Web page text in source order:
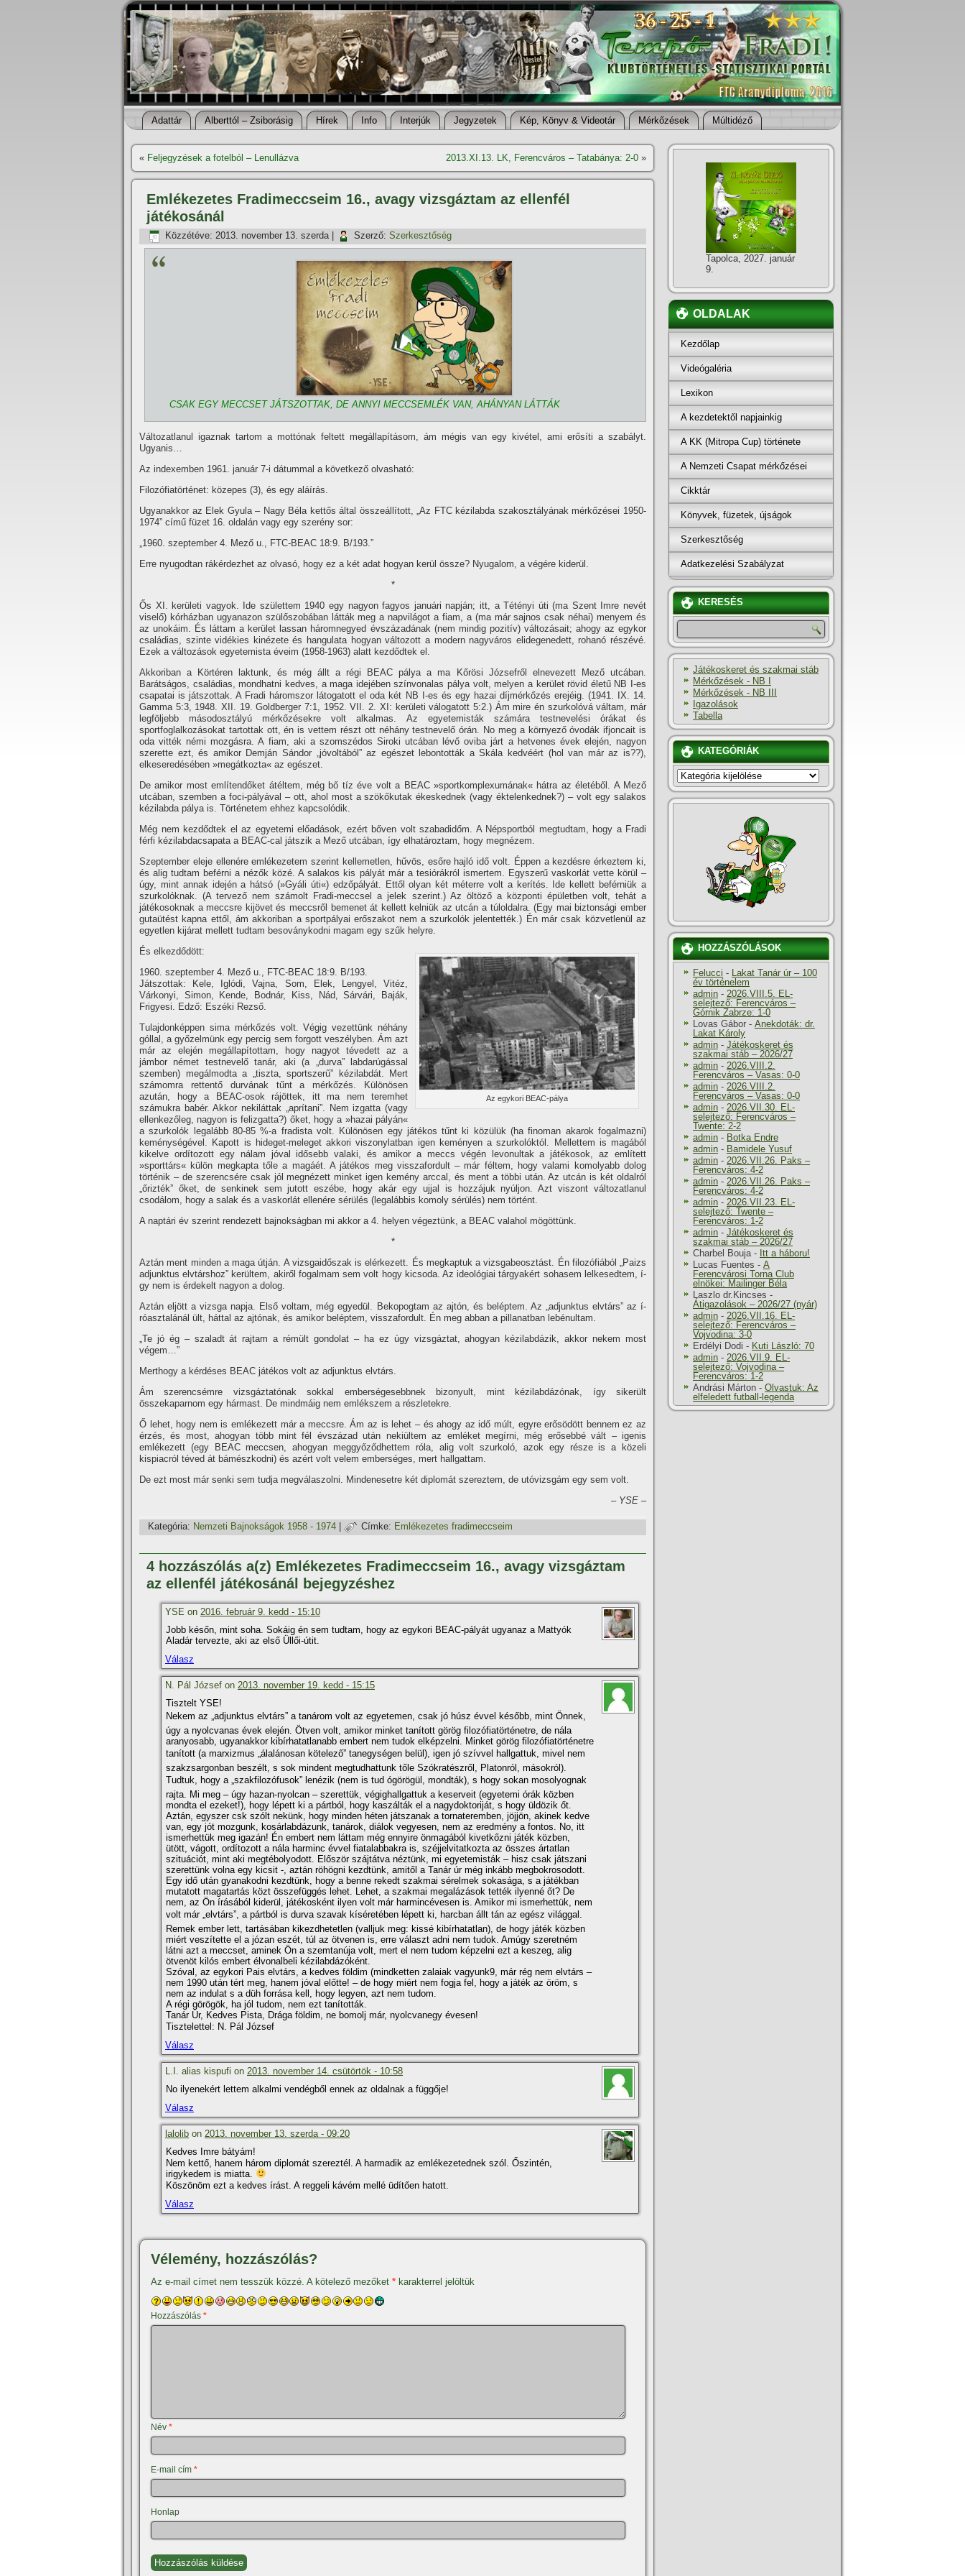
Adattár Alberttól – Zsiborásig Hí­rek Info Interjúk Jegyzetek Kép, Könyv & Videotár Mérkőzések Múltidéző
« Feljegyzések a fotelból – Lenullázva 2013.XI.13. LK, Ferencváros – Tatabánya: 2-0 »
Emlékezetes Fradimeccseim 16., avagy vizsgáztam az ellenfél
játékosánál
Közzétéve: 2013. november 13. szerda| Szerző: Szerkesztőség
CSAK EGY MECCSET JÁTSZOTTAK, DE ANNYI MECCSEMLÉK VAN, AHÁNYAN LÁTTÁK
Változatlanul igaznak tartom a mottónak feltett megállapí­tásom, ám mégis van egy kivétel, ami erősí­ti a szabályt.
Ugyanis…
Az indexemben 1961. január 7-i dátummal a következő olvasható:
Filozófiatörténet: közepes (3), és egy aláí­rás.
Ugyanakkor az Elek Gyula – Nagy Béla kettős által összeállí­tott, „Az FTC kézilabda szakosztályának mérkőzései 1950-
1974” cí­mű füzet 16. oldalán vagy egy szerény sor:
„1960. szeptember 4. Mező u., FTC-BEAC 18:9. B/193.”
Erre nyugodtan rákérdezhet az olvasó, hogy ez a két adat hogyan kerül össze? Nyugalom, a végére kiderül.
*
Ős XI. kerületi vagyok. Ide születtem 1940 egy nagyon fagyos januári napján; itt, a Tétényi úti (ma Szent Imre nevét
viselő) kórházban ugyanazon szülőszobában látták meg a napvilágot a fiam, a (ma már sajnos csak néhai) menyem és
az unokáim. És láttam a kerület lassan háromnegyed évszázadának (nem mindig pozití­v) változásait; ahogy az egykor
családias, szinte vidékies kinézete és hangulata hogyan változott a modern nagyváros elidegenedett, rohanó részévé.
Ezek a változások egyetemista éveim (1958-1963) alatt kezdődtek el.
Akkoriban a Körtéren laktunk, és még állt a régi BEAC pálya a ma Kőrösi Józsefről elnevezett Mező utcában.
Barátságos, családias, mondhatni kedves, a maga idejében szí­nvonalas pálya volt, melyen a kerület rövid életű NB I-es
csapatai is játszottak. A Fradi háromszor látogatott el oda két NB I-es és egy hazai dí­jmérkőzés erejéig. (1941. IX. 14.
Gamma 5:3, 1948. XII. 19. Goldberger 7:1, 1952. VII. 2. XI: kerületi válogatott 5:2.) Ám mire én szurkolóvá váltam, már
legföljebb másodosztályú mérkőzésekre volt alkalmas. Az egyetemisták számára testnevelési órákat és
sportfoglalkozásokat tartottak ott, én is vettem részt ott néhány testnevelő órán. No meg a környező óvodák ifjoncait is
oda vitték némi mozgásra. A fiam, aki a szomszédos Siroki utcában lévő oviba járt a hetvenes évek elején, nagyon
szerette ezt, és amikor Demján Sándor „jóvoltából” az egészet lebontották a Skála kedvéért (hol van már az is??),
elkeseredésében »megátkozta« az egészet.
De amikor most emlí­tendőket átéltem, még bő tí­z éve volt a BEAC »sportkomplexumának« hátra az életéből. A Mező
utcában, szemben a foci-pályával – ott, ahol most a szökőkutak ékeskednek (vagy éktelenkednek?) – volt egy salakos
kézilabda pálya is. Történetem ehhez kapcsolódik.
Még nem kezdődtek el az egyetemi előadások, ezért bőven volt szabadidőm. A Népsportból megtudtam, hogy a Fradi
férfi kézilabdacsapata a BEAC-cal játszik a Mező utcában, í­gy elhatároztam, hogy megnézem.
Szeptember eleje ellenére emlékezetem szerint kellemetlen, hűvös, esőre hajló idő volt. Éppen a kezdésre érkeztem ki,
és alig tudtam beférni a nézők közé. A salakos kis pályát már a tesiórákról ismertem. Egyszerű vaskorlát vette körül –
úgy, mint annak idején a hátsó (»Gyáli úti«) edzőpályát. Ettől olyan két méterre volt a kerí­tés. Ide kellett beférniük a
szurkolóknak. (A tervező nem számolt Fradi-meccsel a jelek szerint.) Az öltöző a központi épületben volt, tehát a
játékosoknak a meccsre kijövet és meccsről bemenet át kellett kelniük az utcán a túloldalra. (Egy mai biztonsági ember
gutaütést kapna ettől, ám akkoriban a sportpályai erőszakot nem a szurkolók jelentették.) Én már csak közvetlenül az
egyetlen kijárat mellett tudtam besoványkodni magam egy szűk helyre.
Az egykori BEAC-pálya
És elkezdődött:
1960. szeptember 4. Mező u., FTC-BEAC 18:9. B/193.
Játszottak: Kele, Iglódi, Vajna, Som, Elek, Lengyel, Vitéz,
Várkonyi, Simon, Kende, Bodnár, Kiss, Nád, Sárvári, Baják,
Frigyesi. Edző: Eszéki Rezső.
Tulajdonképpen sima mérkőzés volt. Végig vezettünk néhány
góllal, a győzelmünk egy percig sem forgott veszélyben. Ám azt
már az elején megállapí­tottam, hogy nagyot tévedett az a
jámbor német testnevelő tanár, aki (a „durva” labdarúgással
szemben) megálmodta a „tiszta, sportszerű” kézilabdát. Mert
számomra rettentő durvának tűnt a mérkőzés. Különösen
azután, hogy a BEAC-osok rájöttek, itt ma nem teremhet
számukra babér. Akkor nekiláttak „aprí­tani”. Nem izgatta (vagy
ellenkezőleg, nagyon is felizgatta?) őket, hogy a »hazai pályán«
a szurkolók legalább 80-85 %-a fradista volt. Különösen egy játékos tűnt ki közülük (ha finoman akarok fogalmazni)
keménységével. Kapott is hideget-meleget akkori viszonylatban igen keményen a szurkolóktól. Mellettem is magából
kikelve ordí­tozott egy nálam jóval idősebb valaki, és amikor a meccs végén levonultak a játékosok, az emlí­tett
»sporttárs« külön megkapta tőle a magáét. A játékos meg visszafordult – már féltem, hogy valami komolyabb dolog
történik – de szerencsére csak jól megnézett minket igen kemény arccal, és ment a többi után. Az utcán is két oldalról
„őrizték” őket, de senkinek sem jutott eszébe, hogy akár egy ujjal is hozzájuk nyúljon. Azt viszont változatlanul
csodálom, hogy a salak és a vaskorlát ellenére sérülés (legalábbis komoly sérülés) nem történt.
A naptári év szerint rendezett bajnokságban mi akkor a 4. helyen végeztünk, a BEAC valahol mögöttünk.
*
Aztán ment minden a maga útján. A vizsgaidőszak is elérkezett. És megkaptuk a vizsgabeosztást. Én filozófiából „Paizs
adjunktus elvtárshoz” kerültem, akiről fogalmam sem volt hogy kicsoda. Az ideológiai tárgyakért sohasem lelkesedtem, í­
gy nem is érdekelt nagyon a dolog.
Aztán eljött a vizsga napja. Első voltam, még egyedül. Bekopogtam az ajtón, és beléptem. Az „adjunktus elvtárs” az í­
róasztalánál ült, háttal az ajtónak, és amikor beléptem, visszafordult. Én meg abban a pillanatban lebénultam.
„Te jó ég – szaladt át rajtam a rémült gondolat – ha ez úgy vizsgáztat, ahogyan kézilabdázik, akkor nekem most
végem…”
Merthogy a kérdéses BEAC játékos volt az adjunktus elvtárs.
Ám szerencsémre vizsgáztatónak sokkal emberségesebbnek bizonyult, mint kézilabdázónak, í­gy sikerült
összekaparnom egy hármast. De mindmáig nem emlékszem a részletekre.
Ő lehet, hogy nem is emlékezett már a meccsre. Ám az is lehet – és ahogy az idő múlt, egyre erősödött bennem ez az
érzés, és most, ahogyan több mint fél évszázad után nekiültem az emléket megí­rni, még erősebbé vált – igenis
emlékezett (egy BEAC meccsen, ahogyan meggyőződhettem róla, alig volt szurkoló, azok egy része is a közeli
kispiacról téved át bámészkodni) és azért volt velem emberséges, mert hallgattam.
De ezt most már senki sem tudja megválaszolni. Mindenesetre két diplomát szereztem, de utóvizsgám egy sem volt.
– YSE –
Kategória: Nemzeti Bajnokságok 1958 - 1974 Címke: Emlékezetes fradimeccseim
4 hozzászólás a(z) Emlékezetes Fradimeccseim 16., avagy vizsgáztam
az ellenfél játékosánál bejegyzéshez
YSE on 2016. február 9. kedd - 15:10
Jobb későn, mint soha. Sokáig én sem tudtam, hogy az egykori BEAC-pályát ugyanaz a Mattyók
Aladár tervezte, aki az első Üllői-útit.
Válasz
N. Pál József on 2013. november 19. kedd - 15:15
Tisztelt YSE!
Nekem az „adjunktus elvtárs” a tanárom volt az egyetemen, csak jó húsz évvel később, mint Önnek,
úgy a nyolcvanas évek elején. Ötven volt, amikor minket taní­tott görög filozófiatörténetre, de nála
aranyosabb, ugyanakkor kibí­rhatatlanabb embert nem tudok elképzelni. Minket görög filozófiatörténetre
taní­tott (a marxizmus „álalánosan kötelező” tanegységen belül), igen jó szí­vvel hallgattuk, mivel nem
szakzsargonban beszélt, s sok mindent megtudhattunk tőle Szókratészről, Platonról, másokról).
Tudtuk, hogy a „szakfilozófusok” lenézik (nem is tud ógörögül, mondták), s hogy sokan mosolyognak
rajta. Mi meg – úgy hazan-nyolcan – szerettük, végighallgattuk a keserveit (egyetemi órák közben
mondta el ezeket!), hogy lépett ki a pártból, hogy kaszálták el a nagydoktoriját, s hogy üldözik őt.
Aztán, egyszer csk szólt nekünk, hogy minden héten játszanak a tornateremben, jöjjön, akinek kedve
van, egy jót mozgunk, kosárlabdázunk, tanárok, diálok vegyesen, nem az eredmény a fontos. No, itt
ismerhettük meg igazán! Én embert nem láttam még ennyire önmagából kivetkőzni játék közben,
ütött, vágott, ordí­tozott a nála harminc évvel fiatalabbakra is, széjjelvitatkozta az összes ártatlan
szituációt, mint aki megtébolyodott. Először szájtátva néztünk, mi egyetemisták – hisz csak játszani
szerettünk volna egy kicsit -, aztán röhögni kezdtünk, amitől a Tanár úr még inkább megbokrosodott.
Egy idő után gyanakodni kezdtünk, hogy a benne rekedt szakmai sérelmek sokasága, s a játékban
mutatott magatartás közt összefüggés lehet. Lehet, a szakmai megalázások tették ilyenné őt? De
nem, az Ön í­rásából kiderül, játékosként ilyen volt már harmincévesen is. Amikor mi ismerhettük, nem
volt már „elvtárs”, a pártból is durva szavak kí­séretében lépett ki, harcban állt tán az egész világgal.
Remek ember lett, tartásában kikezdhetetlen (valljuk meg: kissé kibí­rhatatlan), de hogy játék közben
miért veszí­tette el a józan eszét, túl az ötvenen is, erre választ adni nem tudok. Amúgy szeretném
látni azt a meccset, aminek Ön a szemtanúja volt, mert el nem tudom képzelni ezt a keszeg, alig
ötvenöt kilós embert élvonalbeli kézilabdázóként.
Szóval, az egykori Pais elvtárs, a kedves földim (mindketten zalaiak vagyunk9, már rég nem elvtárs –
nem 1990 után tért meg, hanem jóval előtte! – de hogy miért nem fogja fel, hogy a játék az öröm, s
nem az indulat s a düh forrása kell, hogy legyen, azt nem tudom.
A régi görögök, ha jól tudom, nem ezt taní­tották.
Tanár Úr, Kedves Pista, Drága földim, ne bomolj már, nyolcvanegy évesen!
Tisztelettel: N. Pál József
Válasz
L.I. alias kispufi on 2013. november 14. csütörtök - 10:58
No ilyenekért lettem alkalmi vendégből ennek az oldalnak a függője!
Válasz
lalolib on 2013. november 13. szerda - 09:20
Kedves Imre bátyám!
Nem kettő, hanem három diplomát szereztél. A harmadik az emlékezetednek szól. Őszintén,
irigykedem is miatta.
Köszönöm ezt a kedves í­rást. A reggeli kávém mellé üdí­tően hatott.
Válasz
Vélemény, hozzászólás?
Az e-mail címet nem tesszük közzé. A kötelező mezőket * karakterrel jelöltük
Hozzászólás *
Név *
E-mail cím *
Honlap
Tapolca, 2027. január
9.
OLDALAK
Kezdőlap
Videógaléria
Lexikon
A kezdetektől napjainkig
A KK (Mitropa Cup) története
A Nemzeti Csapat mérkőzései
Cikktár
Könyvek, füzetek, újságok
Szerkesztőség
Adatkezelési Szabályzat
KERESÉS
Játékoskeret és szakmai stáb
Mérkőzések - NB I
Mérkőzések - NB III
Igazolások
Tabella
KATEGÓRIÁK
KATEGÓRIÁK
HOZZÁSZÓLÁSOK
Felucci - Lakat Tanár úr – 100
év történelem
admin - 2026.VIII.5. EL-
selejtező: Ferencváros –
Górnik Zabrze: 1-0
Lovas Gábor - Anekdoták: dr.
Lakat Károly
admin - Játékoskeret és
szakmai stáb – 2026/27
admin - 2026.VIII.2.
Ferencváros – Vasas: 0-0
admin - 2026.VIII.2.
Ferencváros – Vasas: 0-0
admin - 2026.VII.30. EL-
selejtező: Ferencváros –
Twente: 2-2
admin - Botka Endre
admin - Bamidele Yusuf
admin - 2026.VII.26. Paks –
Ferencváros: 4-2
admin - 2026.VII.26. Paks –
Ferencváros: 4-2
admin - 2026.VII.23. EL-
selejtező: Twente –
Ferencváros: 1-2
admin - Játékoskeret és
szakmai stáb – 2026/27
Charbel Bouja- Itt a háboru!
Lucas Fuentes - A
Ferencvárosi Torna Club
elnökei: Mailinger Béla
Laszlo dr.Kincses -
Átigazolások – 2026/27 (nyár)
admin - 2026.VII.16. EL-
selejtező: Ferencváros –
Vojvodina: 3-0
Erdélyi Dodi - Kuti László: 70
admin - 2026.VII.9. EL-
selejtező: Vojvodina –
Ferencváros: 1-2
Andrási Márton - Olvastuk: Az
elfeledett futball-legenda